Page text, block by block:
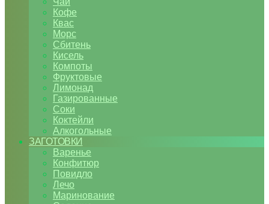
Кофе
Квас
Морс
Сбитень
Кисель
Компоты
Фруктовые
Лимонад
Газированные
Соки
Коктейли
Алкогольные
ЗАГОТОВКИ
Варенье
Конфитюр
Повидло
Лечо
Маринование